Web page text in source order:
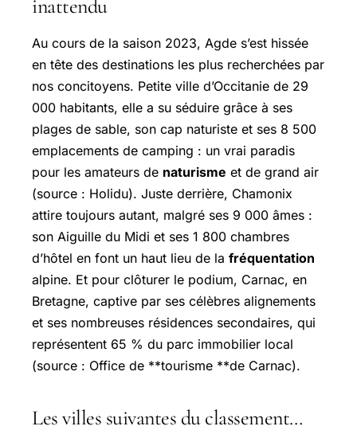
inattendu
Au cours de la saison 2023, Agde s’est hissée
en tête des destinations les plus recherchées par
nos concitoyens. Petite ville d’Occitanie de 29
000 habitants, elle a su séduire grâce à ses
plages de sable, son cap naturiste et ses 8 500
emplacements de camping : un vrai paradis
pour les amateurs de naturisme et de grand air
(source : Holidu). Juste derrière, Chamonix
attire toujours autant, malgré ses 9 000 âmes :
son Aiguille du Midi et ses 1 800 chambres
d’hôtel en font un haut lieu de la fréquentation
alpine. Et pour clôturer le podium, Carnac, en
Bretagne, captive par ses célèbres alignements
et ses nombreuses résidences secondaires, qui
représentent 65 % du parc immobilier local
(source : Office de **tourisme **de Carnac).
Les villes suivantes du classement…